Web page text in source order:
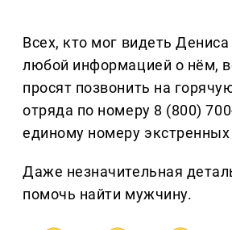
Всех, кто мог видеть
любой информацией о нём,
просят позвонить на
отряда по номеру 8 (800)
единому номеру
Даже незначительная
помочь найти мужчину.